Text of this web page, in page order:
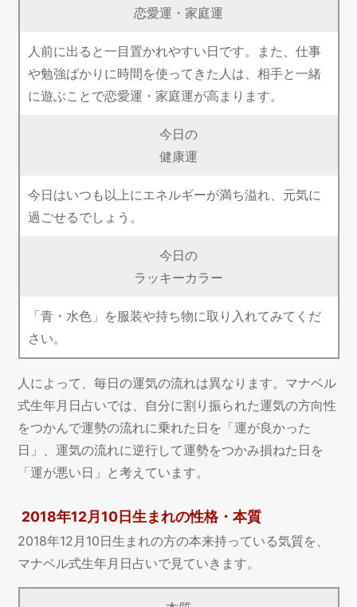
恋愛運・家庭運
人前に出ると一目置かれやすい日です。また、仕事
や勉強ばかりに時間を使ってきた人は、相手と一緒
に遊ぶことで恋愛運・家庭運が高まります。
今日の
健康運
今日はいつも以上にエネルギーが満ち溢れ、元気に
過ごせるでしょう。
今日の
ラッキーカラー
「青・水色」を服装や持ち物に取り入れてみてくだ
さい。
人によって、毎日の運気の流れは異なります。マナベル
式生年月日占いでは、自分に割り振られた運気の方向性
をつかんで運勢の流れに乗れた日を「運が良かった
日」、運気の流れに逆行して運勢をつかみ損ねた日を
「運が悪い日」と考えています。
2018年12月10日生まれの性格・本質
2018年12月10日生まれの方の本来持っている気質を、
マナベル式生年月日占いで見ていきます。